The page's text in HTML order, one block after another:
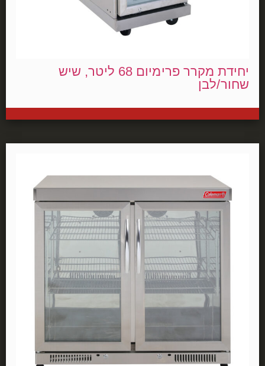
יחידת מקרר פרימיום 68 ליטר, שיש
שחור/לבן